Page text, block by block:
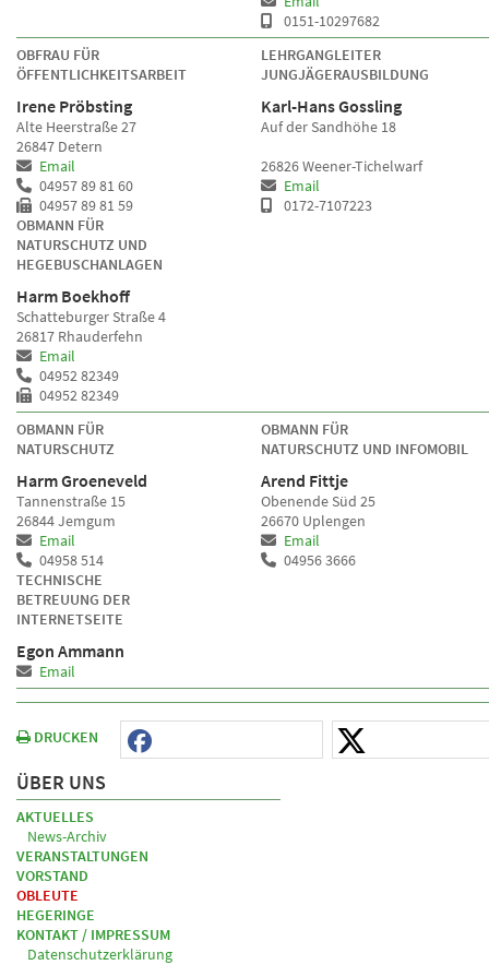
0151-10297682
OBFRAU FÜR
ÖFFENTLICHKEITSARBEIT
Irene Pröbsting
Alte Heerstraße 27
26847 Detern
Email
04957 89 81 60
04957 89 81 59
LEHRGANGLEITER
JUNGJÄGERAUSBILDUNG
Karl-Hans Gossling
Auf der Sandhöhe 18
26826 Weener-Tichelwarf
Email
0172-7107223
OBMANN FÜR
NATURSCHUTZ UND
HEGEBUSCHANLAGEN
Harm Boekhoff
Schatteburger Straße 4
26817 Rhauderfehn
Email
04952 82349
04952 82349
OBMANN FÜR
NATURSCHUTZ
Harm Groeneveld
Tannenstraße 15
26844 Jemgum
Email
04958 514
OBMANN FÜR
NATURSCHUTZ UND INFOMOBIL
Arend Fittje
Obenende Süd 25
26670 Uplengen
Email
04956 3666
TECHNISCHE
BETREUUNG DER
INTERNETSEITE
Egon Ammann
Email
DRUCKEN
ÜBER UNS
AKTUELLES
News-Archiv
VERANSTALTUNGEN
VORSTAND
OBLEUTE
HEGERINGE
KONTAKT / IMPRESSUM
Datenschutzerklärung